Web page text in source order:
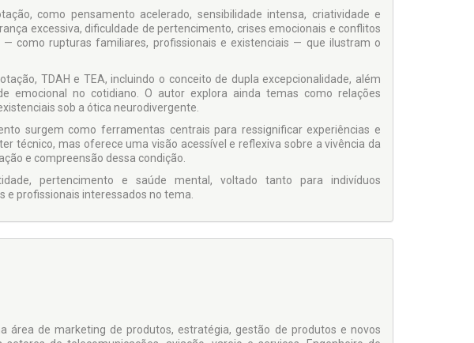
como pensamento acelerado, sensibilidade intensa, criatividade e
excessiva, dificuldade de pertencimento, crises emocionais e conflitos
como rupturas familiares, profissionais e existenciais — que ilustram o
TDAH e TEA, incluindo o conceito de dupla excepcionalidade, além
emocional no cotidiano. O autor explora ainda temas como relações
sob a ótica neurodivergente.
surgem como ferramentas centrais para ressignificar experiências e
técnico, mas oferece uma visão acessível e reflexiva sobre a vivência da
e compreensão dessa condição.
pertencimento e saúde mental, voltado tanto para indivíduos
e profissionais interessados no tema.
área de marketing de produtos, estratégia, gestão de produtos e novos